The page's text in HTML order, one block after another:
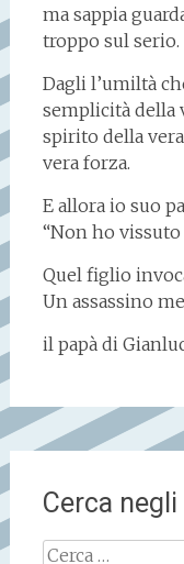
ma sappia
troppo sul serio.
Dagli l’umiltà
semplicità della
spirito della
vera forza.
E allora io suo
“Non ho
Quel figlio
Un assassino
il papà di
Cerca
Ricerca